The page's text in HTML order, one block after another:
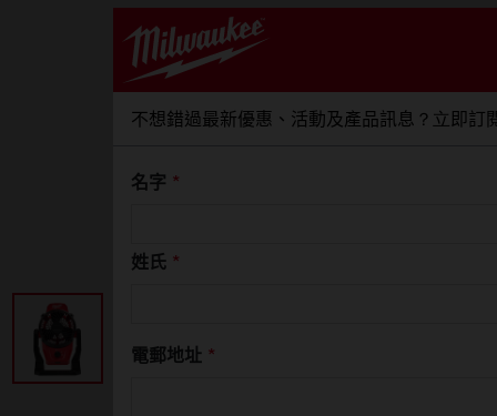
不想錯過最新優惠、活動及產品訊息？立即訂
名字 *
姓氏 *
電郵地址 *